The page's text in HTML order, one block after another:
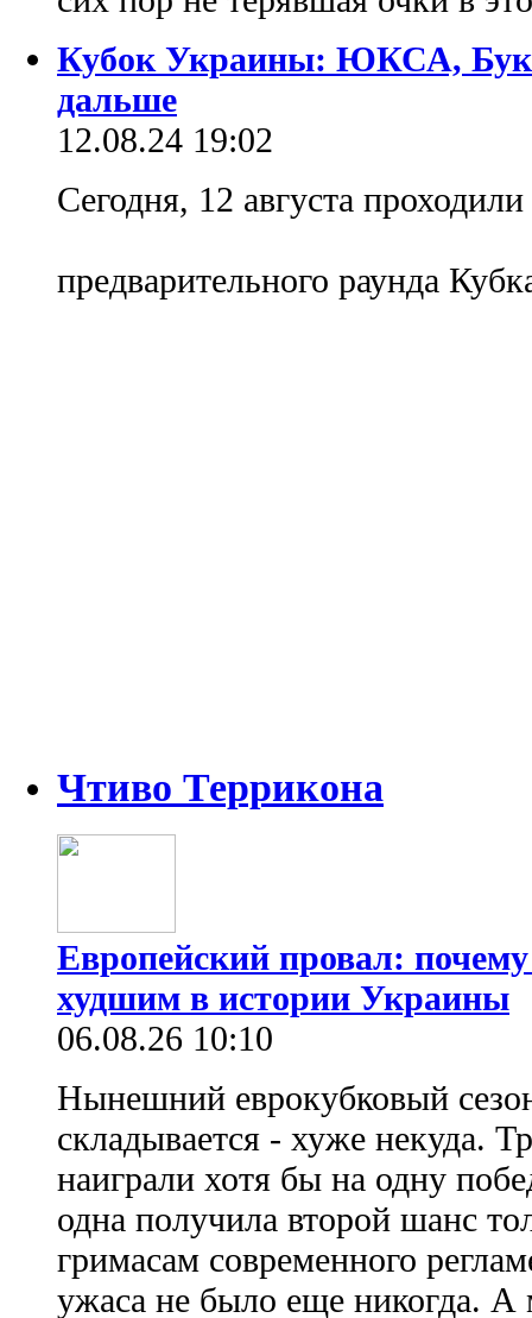
Кубок Украины: ЮКСА,
дальше
12.08.24 19:02
Сегодня, 12 августа
предварительного раунда
Чтиво Террикона
Европейский провал:
худшим в истории Украины
06.08.26 10:10
Нынешний еврокубковый
складывается - хуже некуда.
наиграли хотя бы на одну
одна получила второй шанс
гримасам современного
ужаса не было еще никогда. А